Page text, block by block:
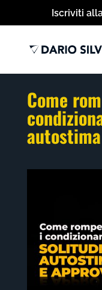
Iscriviti
Come